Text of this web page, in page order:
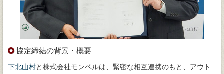
協定締結の背景・概要
下北山村と株式会社モンベルは、緊密な相互連携のもと、アウト